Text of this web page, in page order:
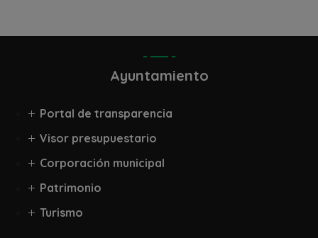
Ayuntamiento
Portal de transparencia
Visor presupuestario
Corporación municipal
Patrimonio
Turismo